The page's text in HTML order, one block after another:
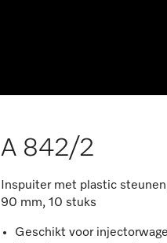
A 842/2
Inspuiter met plastic
90 mm, 10 stuks
Geschikt voor